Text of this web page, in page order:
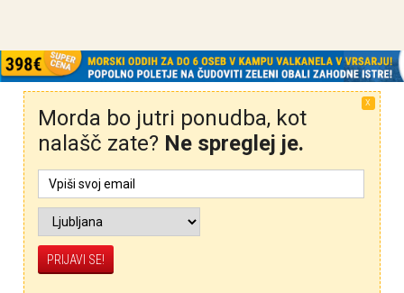
X
Morda bo jutri ponudba, kot
nalašč zate? Ne spreglej je.